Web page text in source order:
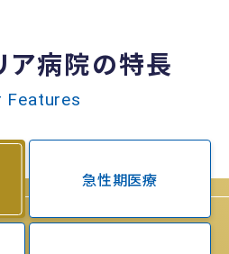
ア病院の特長
Features
急性期医療